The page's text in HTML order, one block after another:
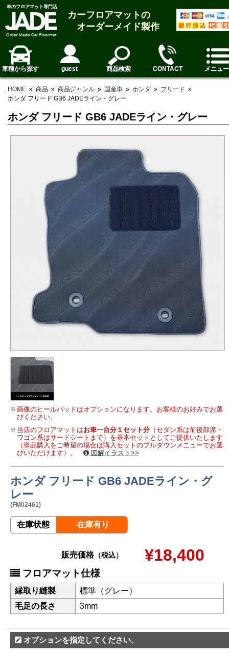
車のフロアマット専門店
カーフロアマットの
オーダーメイド製作
車種から探す guest 商品検索 CONTACT メニュー
HOME » 商品 » 商品ジャンル » 国産車 » ホンダ » フリード »
ホンダ フリード GB6 JADEライン・グレー
ホンダ フリード GB6 JADEライン・グレー
画像のヒールパッドはオプションになります。お客様のお好みでお選
びください。
当店のフロアマットはお車一台分１セット分（セダン系は前後部席・
ワゴン系はサードシートまで）を基本セットとしてご提供いたします
（単品購入をご希望の場合は購入セットのプルダウンメニューでお選
びいただけます）。
図解イラスト>>
ホンダ フリード GB6 JADEライン・グ
レー
(FM02461)
在庫状態 在庫有り
販売価格（税込） ¥18,400
フロアマット仕様
縁取り縫製
標準（グレー）
毛足の長さ
3mm
オプションを指定してください。